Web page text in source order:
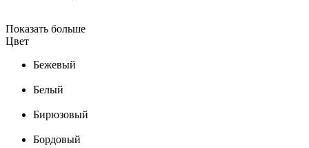
Показать больше
Цвет
Бежевый
Белый
Бирюзовый
Бордовый